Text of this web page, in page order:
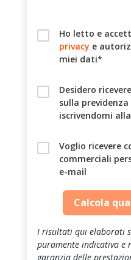
Ho letto e
privacy e
miei dati*
Desidero
sulla
iscrivendomi
Voglio ricevere
commerciali
e-mail
Calcola
I risultati qui elaborati
puramente indicativa e
garanzia delle